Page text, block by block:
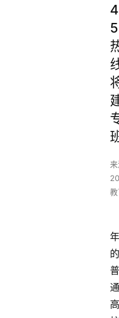
4
5
年
的
普
通
高